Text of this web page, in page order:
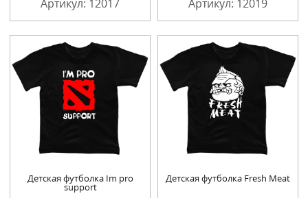
Артикул: 12017 Артикул: 12019
Детская футболка Im pro
support
Детская футболка Fresh Meat